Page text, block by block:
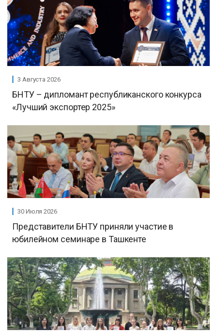
3 Августа 2026
БНТУ – дипломант республиканского конкурса
«Лучший экспортер 2025»
30 Июля 2026
Представители БНТУ приняли участие в
юбилейном семинаре в Ташкенте